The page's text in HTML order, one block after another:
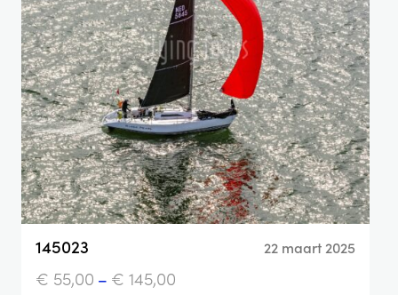
145023 22 maart 2025
€ 55,00 – € 145,00